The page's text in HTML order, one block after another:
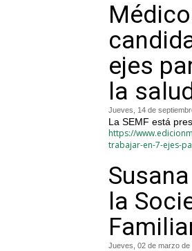
ejes
la salud
Jueves, 14 de
La SEMF está
https://
trabajar-en-7-ejes-
la
Jueves, 02 de marzo de